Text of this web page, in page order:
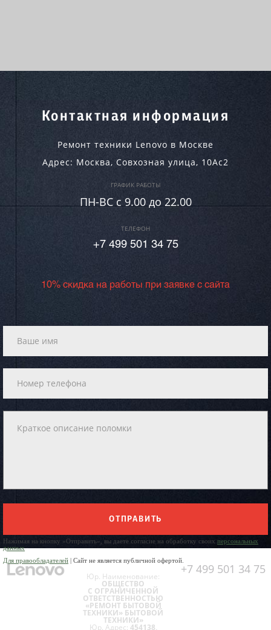
Контактная информация
Ремонт техники Lenovo в Москве
Адрес: Москва, Совхозная улица, 10Ас2
ГРАФИК РАБОТЫ
ПН-ВC c 9.00 до 22.00
ТЕЛЕФОН
+7 499 501 34 75
10% скидка на работы при заявке с сайта
ОТПРАВИТЬ
Нажимая на кнопку «Отправить», вы даете согласие на обработку своих персональных
данных
Для правообладателей | Сайт не является публичной офертой.
+7 499 501 34 75
Юр. Наименование:
ОБЩЕСТВО
С ОГРАНИЧЕННОЙ
ОТВЕТСТВЕННОСТЬЮ
«РЕМОНТ БЫТОВОЙ
ТЕХНИКИ» БЫТОВОЙ
ТЕХНИКИ»
Юр. Адрес: 454138,